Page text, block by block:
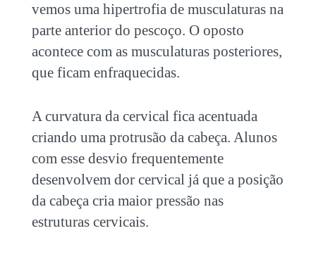
vemos uma hipertrofia de musculaturas na
parte anterior do pescoço. O oposto
acontece com as musculaturas posteriores,
que ficam enfraquecidas.
A curvatura da cervical fica acentuada
criando uma protrusão da cabeça. Alunos
com esse desvio frequentemente
desenvolvem dor cervical já que a posição
da cabeça cria maior pressão nas
estruturas cervicais.